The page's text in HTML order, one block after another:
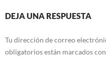
DEJA UNA RESPUESTA
Tu dirección de correo
obligatorios están marcados con